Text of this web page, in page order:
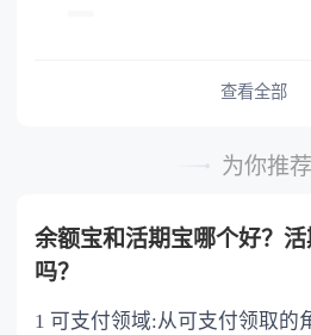
或者与被继承人共同生活
的继承人，不尽扶养义务
查看全部
为你推荐
余额宝和活期宝哪个好？
吗？
1 可支付领域:从可支付领取的